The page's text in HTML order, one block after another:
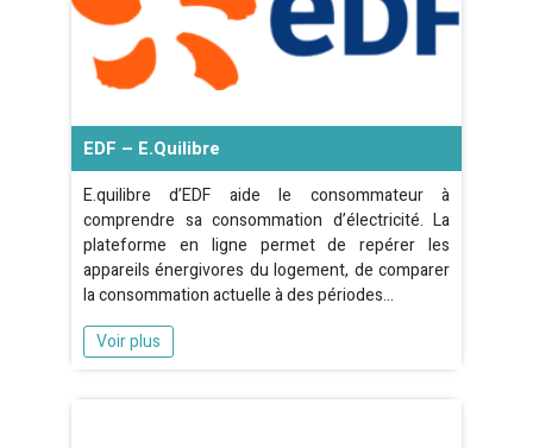
EDF – E.quilibre
E.quilibre d’EDF aide le consommateur à
comprendre sa consommation d’électricité. La
plateforme en ligne permet de repérer les
appareils énergivores du logement, de comparer
la consommation actuelle à des périodes…
Voir plus